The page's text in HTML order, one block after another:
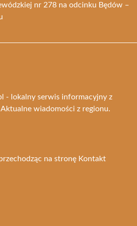
nr 278 na odcinku Będów –
- lokalny serwis informacyjny z
wiadomości z regionu.
na stronę Kontakt